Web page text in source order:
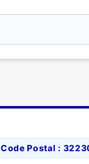
Code Postal :